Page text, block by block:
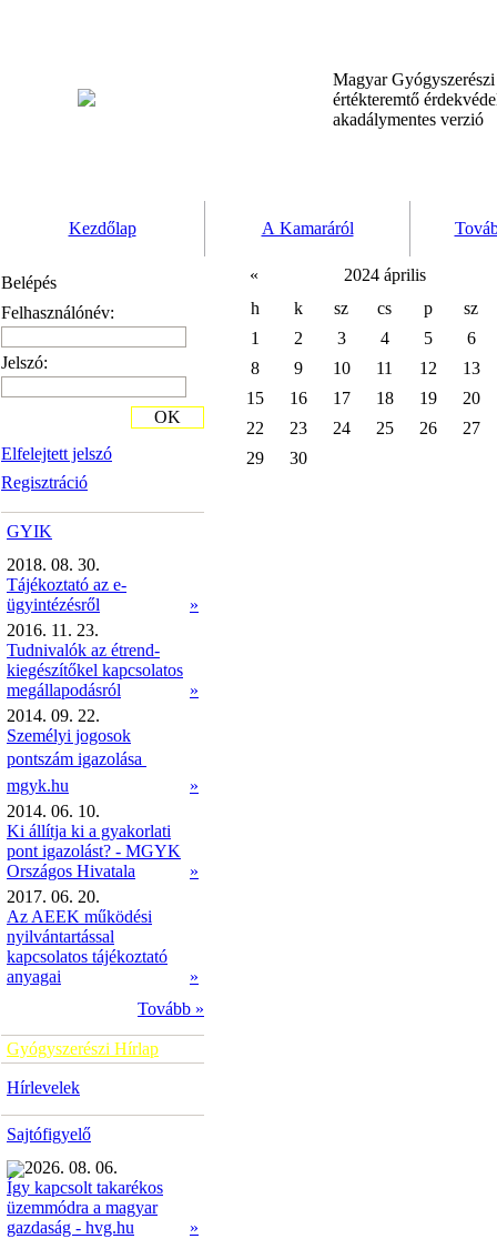
Magyar
értékteremtő
akadálymentes verzió
Kezdőlap A Kamaráról
Belépés
Felhasználónév:
Jelszó:
Elfelejtett jelszó
Regisztráció
OK
GYIK
2018. 08. 30.
Tájékoztató az e-
ügyintézésről
»
2016. 11. 23.
Tudnivalók az étrend-
kiegészítőkel kapcsolatos
megállapodásról
»
2014. 09. 22.
Személyi jogosok
pontszám igazolása 
mgyk.hu
»
2014. 06. 10.
Ki állítja ki a gyakorlati
pont igazolást? - MGYK
Országos Hivatala
»
2017. 06. 20.
Az AEEK működési
nyilvántartással
kapcsolatos tájékoztató
anyagai
»
Tovább »
Gyógyszerészi Hírlap
Hírlevelek
Sajtófigyelő
2026. 08. 06.
Így kapcsolt takarékos
üzemmódra a magyar
gazdaság - hvg.hu
»
«
2024 április
h
k sz cs p
sz
1
2 3 4 5
6
8
9 10 11 12
13
15
16 17 18 19
20
22
23 24 25 26
27
29
30